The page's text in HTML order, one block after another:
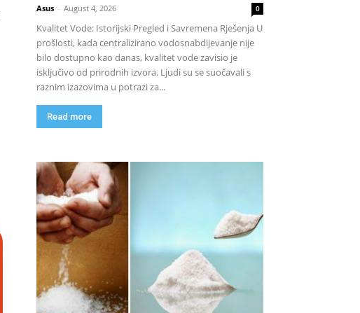
Asus - August 4, 2026 0
Kvalitet Vode: Istorijski Pregled i Savremena Rješenja U
prošlosti, kada centralizirano vodosnabdijevanje nije
bilo dostupno kao danas, kvalitet vode zavisio je
isključivo od prirodnih izvora. Ljudi su se suočavali s
raznim izazovima u potrazi za...
Read more